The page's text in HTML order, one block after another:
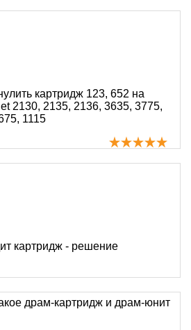
картридж 123, 652 на
2130, 2135, 2136, 3635, 3775,
1115
картридж - решение
драм-картридж и драм-юнит